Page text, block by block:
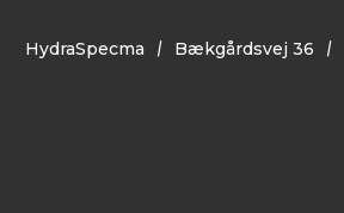
HydraSpecma
Bækgårdsvej 36